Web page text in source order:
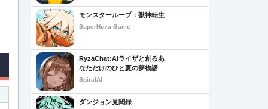
モンスターループ：獣神転生
SuperNova Game
RyzaChat:AIライザと創るあ
なただけのひと夏の夢物語
SpiralAI
ダンジョン見聞録